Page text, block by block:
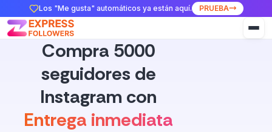
Los "Me gusta" automáticos ya están aquí. PRUEBA
Compra 5000
seguidores de
Instagram con
Entrega inmediata